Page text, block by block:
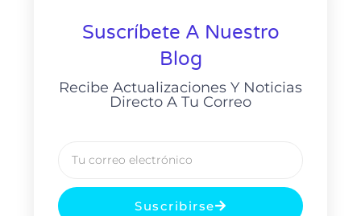
Suscríbete A Nuestro
Blog
Recibe Actualizaciones Y Noticias
Directo A Tu Correo
Suscribirse